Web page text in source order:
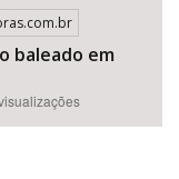
baleado em